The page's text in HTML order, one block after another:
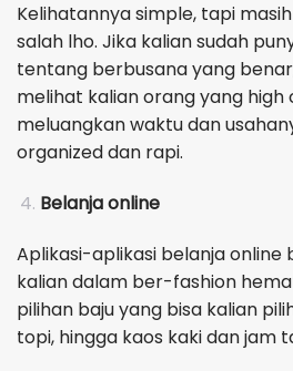
Kelihatannya simple, tapi
salah lho. Jika kalian sudah
tentang berbusana yang
melihat kalian orang yang high
meluangkan waktu dan
organized dan rapi.
Belanja online
Aplikasi-aplikasi belanja online
kalian dalam ber-fashion
pilihan baju yang bisa kalian
topi, hingga kaos kaki dan jam